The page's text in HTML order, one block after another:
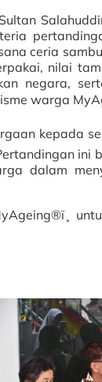
ceria
nilai
negara,
warga
kepada
ini
dalam